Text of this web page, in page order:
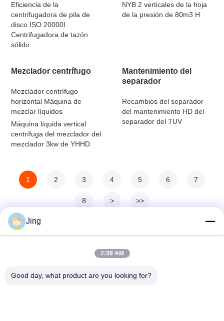
Eficiencia de la
centrifugadora de pila de
disco ISO 20000l
Centrifugadora de tazón
sólido
NYB 2 verticales de la hoja
de la presión de 80m3 H
Mezclador centrífugo
Mezclador centrífugo
horizontal Máquina de
mezclar líquidos
Máquina líquida vertical
centrífuga del mezclador del
mezclador 3kw de YHHD
Mantenimiento del
separador
Recambios del separador
del mantenimiento HD del
separador del TUV
1 2 3 4 5 6 7
8 > >>
Jing
2:39 AM
Good day, what product are you looking for?